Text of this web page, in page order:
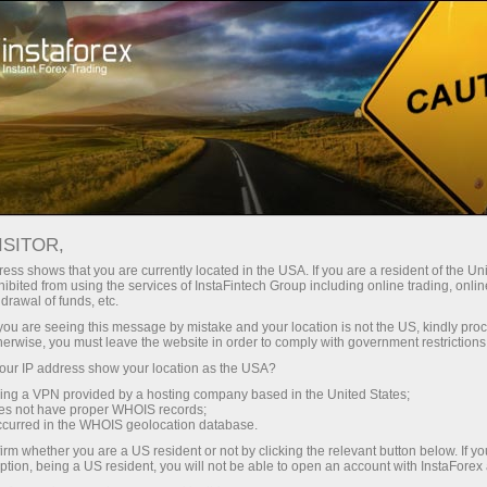
InstaForex билан сиз ҳақиқатан
эга бўласиз: 1:5000 гача кредит
елкаси, бозордаги энг яхши
спред ва комиссиялардан бири,
шунингдек акциялар ва
индекслар билан савдо қилиш
учун қулай шартлар.
Кичик
Ҳар бир депозит учун
30% бонус
Савдода
ва трассада тезлик
shows that you are currently located in the USA. If you are a resident of the
from using the services of InstaFintech Group including online trading,
of funds, etc.
are seeing this message by mistake and your location is not the US, kindly
you must leave the website in order to comply with government
IP address show your location as the USA?
a VPN provided by a hosting company based in the United States;
not have proper WHOIS records;
in the WHOIS geolocation database.
whether you are a US resident or not by clicking the relevant button below. If
being a US resident, you will not be able to open an account with InstaForex